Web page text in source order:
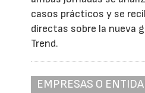
casos prácticos y se
directas sobre la nueva
Trend.
EMPRESAS O